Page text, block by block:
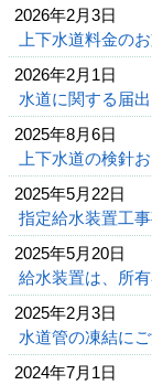
2026年2月3日
上下水道料金の
2026年2月1日
水道に関する届
2025年8月6日
上下水道の検針
2025年5月22日
指定給水装置工
2025年5月20日
給水装置は、所
2025年2月3日
水道管の凍結に
2024年7月1日